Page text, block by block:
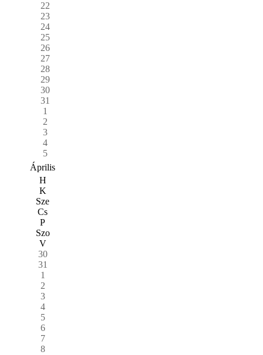
22
23
24
25
26
27
28
29
30
31
1
2
3
4
5
Április
H
K
Sze
Cs
P
Szo
V
30
31
1
2
3
4
5
6
7
8